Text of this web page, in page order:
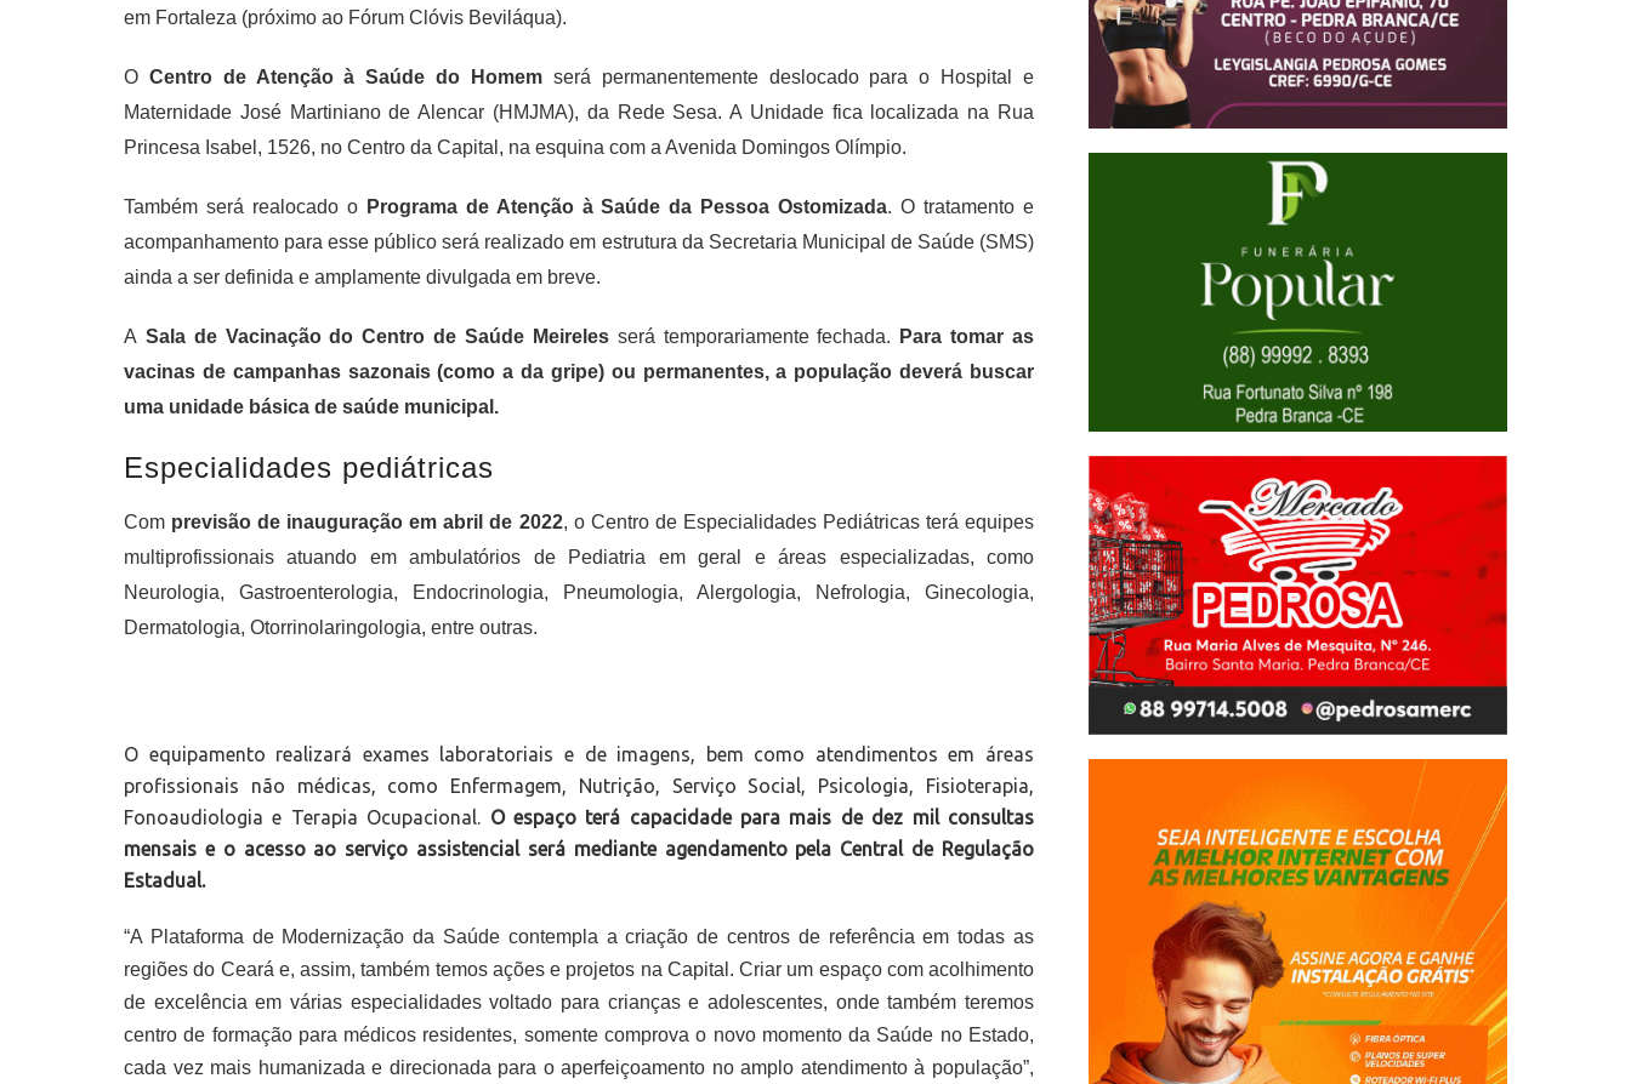
em Fortaleza (próximo ao Fórum Clóvis Beviláqua).
O Centro de Atenção à Saúde do Homem será permanentemente deslocado para o Hospital e
Maternidade José Martiniano de Alencar (HMJMA), da Rede Sesa. A Unidade fica localizada na Rua
Princesa Isabel, 1526, no Centro da Capital, na esquina com a Avenida Domingos Olímpio.
Também será realocado o Programa de Atenção à Saúde da Pessoa Ostomizada. O tratamento e
acompanhamento para esse público será realizado em estrutura da Secretaria Municipal de Saúde (SMS)
ainda a ser definida e amplamente divulgada em breve.
A Sala de Vacinação do Centro de Saúde Meirelesserá temporariamente fechada.
Para tomar as
vacinas de campanhas sazonais (como a da gripe) ou permanentes, a população deverá buscar
uma unidade básica de saúde municipal .
Especialidades pediátricas
Com previsão de inauguração em abril de 2022, o Centro de Especialidades Pediátricas terá equipes
multiprofissionais atuando em ambulatórios de Pediatria em geral e áreas especializadas, como
Neurologia, Gastroenterologia, Endocrinologia, Pneumologia, Alergologia, Nefrologia, Ginecologia,
Dermatologia, Otorrinolaringologia, entre outras.
O equipamento realizará exames laboratoriais e de imagens, bem como atendimentos em áreas
profissionais não médicas, como Enfermagem, Nutrição, Serviço Social, Psicologia, Fisioterapia,
Fonoaudiologia e Terapia Ocupacional. O espaço terá capacidade para mais de dez mil consultas
mensais e o acesso ao serviço assistencial será mediante agendamento pela Central de Regulação
Estadual.
“A Plataforma de Modernização da Saúde contempla a criação de centros de referência em todas as
regiões do Ceará e, assim, também temos ações e projetos na Capital. Criar um espaço com acolhimento
de excelência em várias especialidades voltado para crianças e adolescentes, onde também teremos
centro de formação para médicos residentes, somente comprova o novo momento da Saúde no Estado,
cada vez mais humanizada e direcionada para o aperfeiçoamento no amplo atendimento à população”,